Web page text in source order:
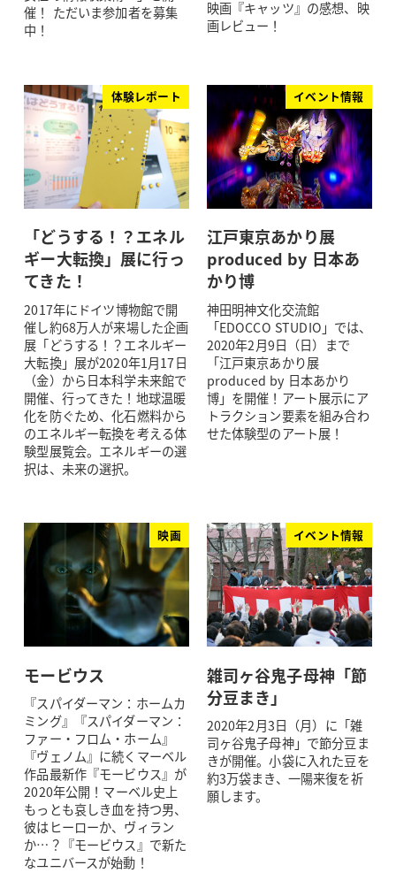
催！ ただいま参加者を募集
中！
映画『キャッツ』の感想、映
画レビュー！
体験レポート
「どうする！？エネル
ギー大転換」展に行っ
てきた！
2017年にドイツ博物館で開
催し約68万人が来場した企画
展「どうする！？エネルギー
大転換」展が2020年1月17日
（金）から日本科学未来館で
開催、行ってきた！地球温暖
化を防ぐため、化石燃料から
のエネルギー転換を考える体
験型展覧会。エネルギーの選
択は、未来の選択。
イベント情報
江戸東京あかり展
produced by 日本あ
かり博
神田明神文化交流館
「EDOCCO STUDIO」では、
2020年2月9日（日）まで
「江戸東京あかり展
produced by 日本あかり
博」を開催！アート展示にア
トラクション要素を組み合わ
せた体験型のアート展！
映画
モービウス
『スパイダーマン：ホームカ
ミング』『スパイダーマン：
ファー・フロム・ホーム』
『ヴェノム』に続くマーベル
作品最新作『モービウス』が
2020年公開！マーベル史上
もっとも哀しき血を持つ男、
彼はヒーローか、ヴィラン
か…？『モービウス』で新た
なユニバースが始動！
イベント情報
雑司ヶ谷鬼子母神「節
分豆まき」
2020年2月3日（月）に「雑
司ヶ谷鬼子母神」で節分豆ま
きが開催。小袋に入れた豆を
約3万袋まき、一陽来復を祈
願します。